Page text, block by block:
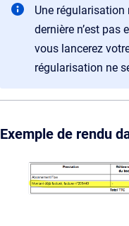
Une régularisation
dernière n’est pas
vous lancerez
régularisation ne
Exemple de rendu